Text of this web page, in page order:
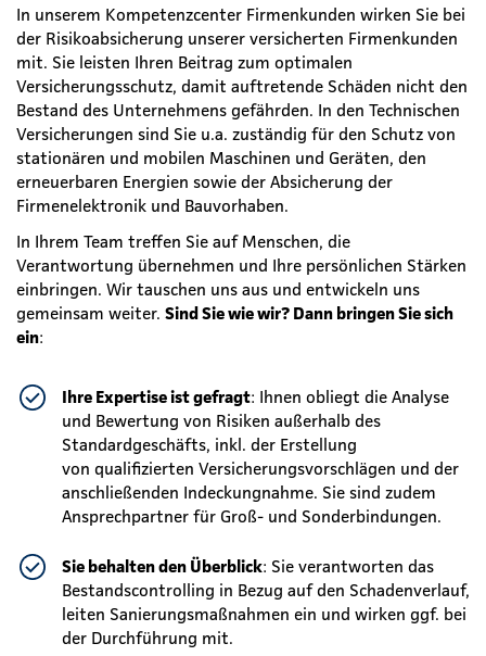
In unserem Kompetenzcenter Firmenkunden wirken Sie bei
der Risikoabsicherung unserer versicherten Firmenkunden
mit. Sie leisten Ihren Beitrag zum optimalen
Versicherungsschutz, damit auftretende Schäden nicht den
Bestand des Unternehmens gefährden. In den Technischen
Versicherungen sind Sie u.a. zuständig für den Schutz von
stationären und mobilen Maschinen und Geräten, den
erneuerbaren Energien sowie der Absicherung der
Firmenelektronik und Bauvorhaben.
In Ihrem Team treffen Sie auf Menschen, die
Verantwortung übernehmen und Ihre persönlichen Stärken
einbringen. Wir tauschen uns aus und entwickeln uns
gemeinsam weiter. Sind Sie wie wir? Dann bringen Sie sich
ein:
Ihre Expertise ist gefragt: Ihnen obliegt die Analyse
und Bewertung von Risiken außerhalb des
Standardgeschäfts, inkl. der Erstellung
von qualifizierten Versicherungsvorschlägen und der
anschließenden Indeckungnahme. Sie sind zudem
Ansprechpartner für Groß- und Sonderbindungen.
Sie behalten den Überblick: Sie verantworten das
Bestandscontrolling in Bezug auf den Schadenverlauf,
leiten Sanierungsmaßnahmen ein und wirken ggf. bei
der Durchführung mit.